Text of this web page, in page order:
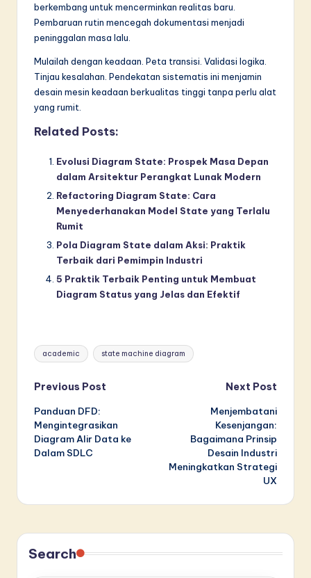
berkembang untuk mencerminkan realitas baru.
Pembaruan rutin mencegah dokumentasi menjadi
peninggalan masa lalu.
Mulailah dengan keadaan. Peta transisi. Validasi logika.
Tinjau kesalahan. Pendekatan sistematis ini menjamin
desain mesin keadaan berkualitas tinggi tanpa perlu alat
yang rumit.
Related Posts:
Evolusi Diagram State: Prospek Masa Depan
dalam Arsitektur Perangkat Lunak Modern
Refactoring Diagram State: Cara
Menyederhanakan Model State yang Terlalu
Rumit
Pola Diagram State dalam Aksi: Praktik
Terbaik dari Pemimpin Industri
5 Praktik Terbaik Penting untuk Membuat
Diagram Status yang Jelas dan Efektif
Tags:
academic state machine diagram
Post
navigation
Previous Post
Panduan DFD:
Mengintegrasikan
Diagram Alir Data ke
Dalam SDLC
Next Post
Menjembatani
Kesenjangan:
Bagaimana Prinsip
Desain Industri
Meningkatkan Strategi
UX
Search